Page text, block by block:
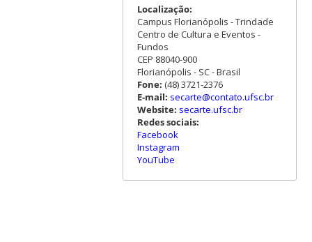
Localização:
Campus Florianópolis - Trindade
Centro de Cultura e Eventos -
Fundos
CEP 88040-900
Florianópolis - SC - Brasil
Fone: (48) 3721-2376
E-mail: secarte@contato.ufsc.br
Website: secarte.ufsc.br
Redes sociais:
Facebook
Instagram
YouTube